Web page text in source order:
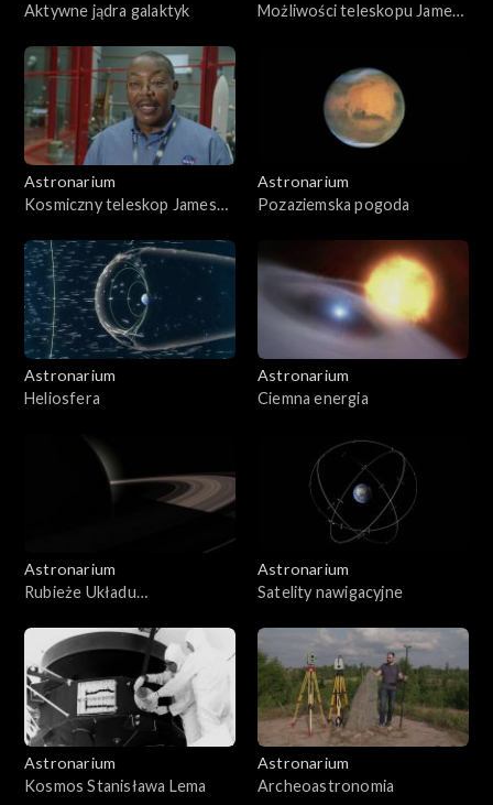
Aktywne jądra galaktyk
Możliwości teleskopu Jamesa
Astronarium
Kosmiczny teleskop Jamesa
Astronarium
Pozaziemska pogoda
Astronarium
Heliosfera
Astronarium
Ciemna energia
Astronarium
Rubieże Układu
Astronarium
Satelity nawigacyjne
Astronarium
Kosmos Stanisława Lema
Astronarium
Archeoastronomia